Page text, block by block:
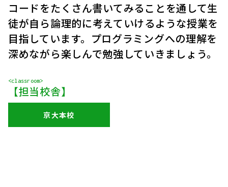
コードをたくさん書いてみることを通して生
徒が自ら論理的に考えていけるような授業を
目指しています。プログラミングへの理解を
深めながら楽しんで勉強していきましょう。
<classroom>
【担当校舎】
京大本校